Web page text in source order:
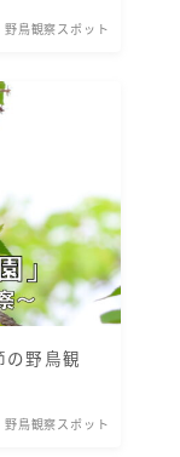
野鳥観察スポット
の野鳥観
野鳥観察スポット